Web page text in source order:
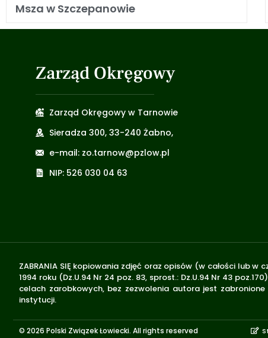
Msza w Szczepanowie
Zarząd Okręgowy
Zarząd Okręgowy w Tarnowie
Sieradza 300, 33-240 Żabno,
e-mail: zo.tarnow@pzlow.pl
NIP: 526 030 04 63
ZABRANIA SIĘ kopiowania zdjęć oraz opisów (w całości lub
1994 roku (Dz.U.94 Nr 24 poz. 83, sprost.: Dz.U.94 Nr 43
celach zarobkowych, bez zezwolenia autora jest
instytucji.
© 2026 Polski Związek Łowiecki. All rights reserved